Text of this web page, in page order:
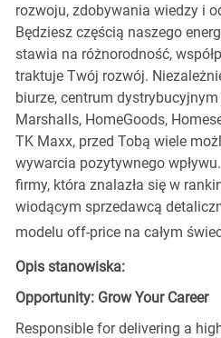
rozwoju, zdobywania wiedzy i
Będziesz częścią naszego
stawia na różnorodność,
traktuje Twój rozwój.
biurze, centrum
Marshalls, HomeGoods,
TK Maxx, przed Tobą wiele
wywarcia pozytywnego
firmy, która znalazła się w
wiodącym sprzedawcą
modelu off-price na całym
Opis stanowiska:
Opportunity: Grow Your Career
Responsible for delivering a